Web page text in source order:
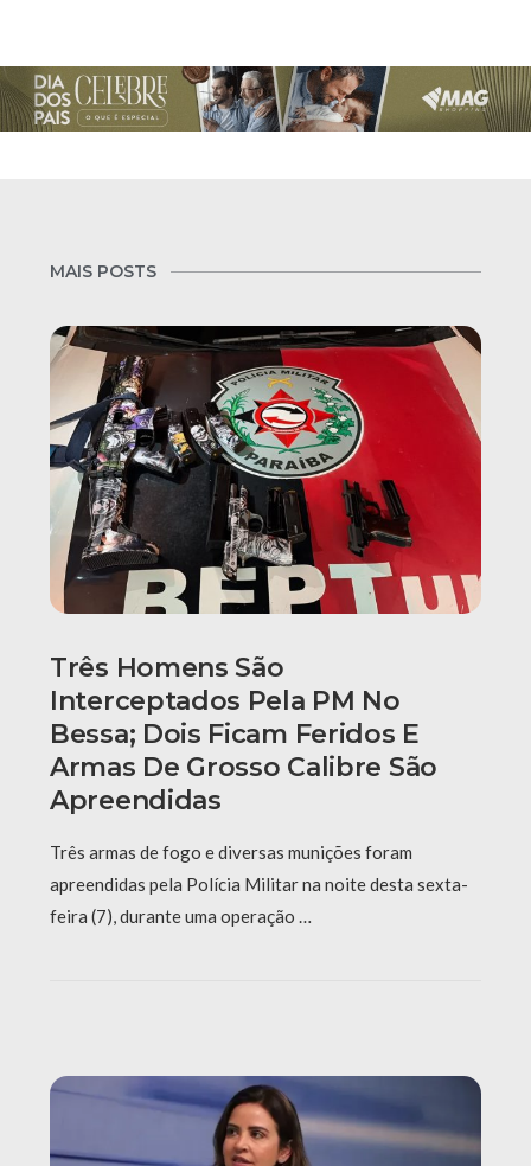
MAIS POSTS
Três Homens São
Interceptados Pela PM No
Bessa; Dois Ficam Feridos E
Armas De Grosso Calibre São
Apreendidas
Três armas de fogo e diversas munições foram
apreendidas pela Polícia Militar na noite desta sexta-
feira (7), durante uma operação …